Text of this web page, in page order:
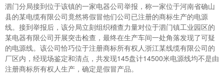
泗门分局接到位于该镇的一家电器公司举报，称一家位于河南省确山
县的某电缆有限公司竟然将假冒他们公司已注册的商标生产的电源
线。接到举报后，该分局立刻组织稽查力量对位于泗门镇工业园区的
某电器有限公司开展突击检查，最终在生产车间一处角落发现了可疑
的电源线。该公司恰巧位于注册商标所有权人浙江某线缆有限公司的
厂区内，经现场鉴定和清点，共发现145盘计14500米电源线均不是由
注册商标所有权人生产，确定是假冒产品。